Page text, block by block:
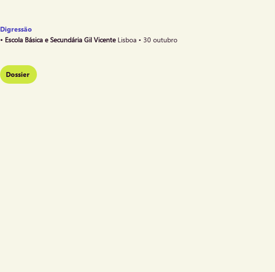
Digressão
• Escola Básica e SecundáriaGil VicenteLisboa • 30 outubro
Dossier